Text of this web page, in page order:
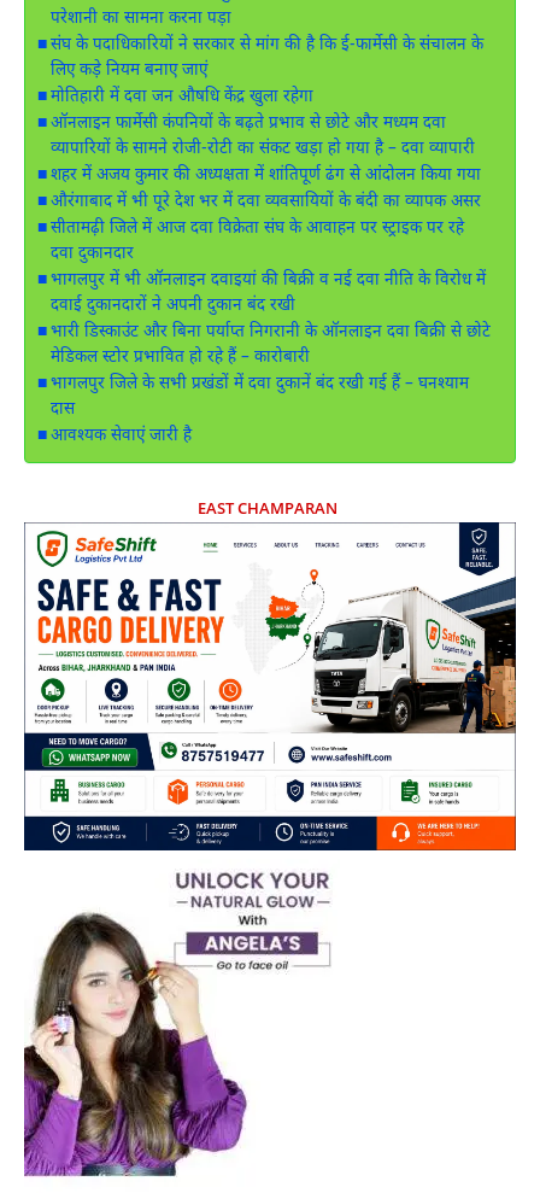
परेशानी का सामना करना पड़ा
संघ के पदाधिकारियों ने सरकार से मांग की है कि ई-फार्मेसी के संचालन के
लिए कड़े नियम बनाए जाएं
मोतिहारी में दवा जन औषधि केंद्र खुला रहेगा
ऑनलाइन फार्मेसी कंपनियों के बढ़ते प्रभाव से छोटे और मध्यम दवा
व्यापारियों के सामने रोजी-रोटी का संकट खड़ा हो गया है – दवा व्यापारी
शहर में अजय कुमार की अध्यक्षता में शांतिपूर्ण ढंग से आंदोलन किया गया
औरंगाबाद में भी पूरे देश भर में दवा व्यवसायियों के बंदी का व्यापक असर
सीतामढ़ी जिले में आज दवा विक्रेता संघ के आवाहन पर स्ट्राइक पर रहे
दवा दुकानदार
भागलपुर में भी ऑनलाइन दवाइयां की बिक्री व नई दवा नीति के विरोध में
दवाई दुकानदारों ने अपनी दुकान बंद रखी
भारी डिस्काउंट और बिना पर्याप्त निगरानी के ऑनलाइन दवा बिक्री से छोटे
मेडिकल स्टोर प्रभावित हो रहे हैं – कारोबारी
भागलपुर जिले के सभी प्रखंडों में दवा दुकानें बंद रखी गई हैं – घनश्याम
दास
आवश्यक सेवाएं जारी है
EAST CHAMPARAN